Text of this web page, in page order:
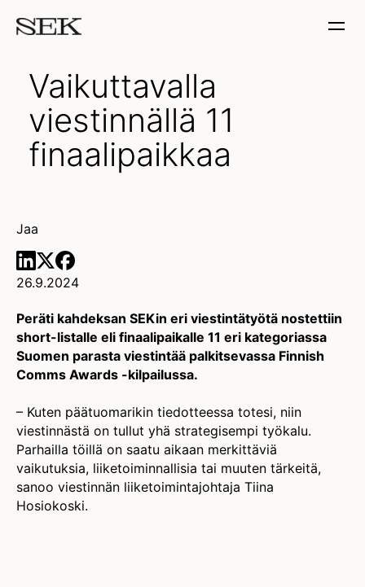
Vaikuttavalla
viestinnällä 11
finaalipaikkaa
26.9.2024
Peräti kahdeksan SEKin eri viestintätyötä nostettiin
short-listalle eli finaalipaikalle 11 eri kategoriassa
Suomen parasta viestintää palkitsevassa Finnish
Comms Awards -kilpailussa.
– Kuten päätuomarikin tiedotteessa totesi, niin
viestinnästä on tullut yhä strategisempi työkalu.
Parhailla töillä on saatu aikaan merkittäviä
vaikutuksia, liiketoiminnallisia tai muuten tärkeitä,
sanoo viestinnän liiketoimintajohtaja Tiina
Hosiokoski.
Jaa